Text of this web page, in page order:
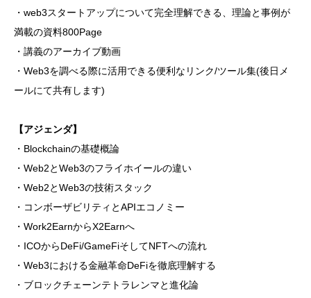
・web3スタートアップについて完全理解できる、理論と事例が
満載の資料800Page
・講義のアーカイブ動画
・Web3を調べる際に活用できる便利なリンク/ツール集(後日メ
ールにて共有します)
【アジェンダ】
・Blockchainの基礎概論
・Web2とWeb3のフライホイールの違い
・Web2とWeb3の技術スタック
・コンボーザビリティとAPIエコノミー
・Work2EarnからX2Earnへ
・ICOからDeFi/GameFiそしてNFTへの流れ
・Web3における金融革命DeFiを徹底理解する
・ブロックチェーンテトラレンマと進化論